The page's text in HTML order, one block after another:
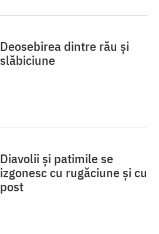
Deosebirea dintre rău și
slăbiciune
Diavolii și patimile se
izgonesc cu rugăciune și cu
post